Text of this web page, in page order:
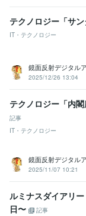
テクノロジー「サン
IT・テクノロジー
鏡面反射デジタル
2025/12/26 13:04
テクノロジー「内
記事
IT・テクノロジー
鏡面反射デジタル
2025/11/07 10:21
ルミナスダイアリ
日〜
記事